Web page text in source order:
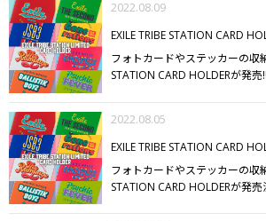
OF LIGHT ver./THE RAMPAGE
ver./FANTASTICS・Animal ver.
TOKYO/OSAKA/ONLINE
売!!ぜひ、チェックしてくださ
EXILE TRIBE STATION CARD
2022.08.09
フォトカードやステッカーの収
STATION CARD HOLDERが発売!!
ください!!【LINE UP】
代目 J SOUL BROTHERS・
FEVER
EXILE TRIBE STATION CARD
2022.08.05
フォトカードやステッカーの収
STATION CARD HOLDERが発売